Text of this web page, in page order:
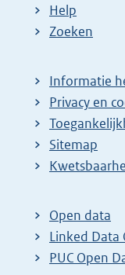
Help
Zoeken
Informatie
Privacy en
Sitemap
E
t
e
r
Open data
Linked Data
PUC Open